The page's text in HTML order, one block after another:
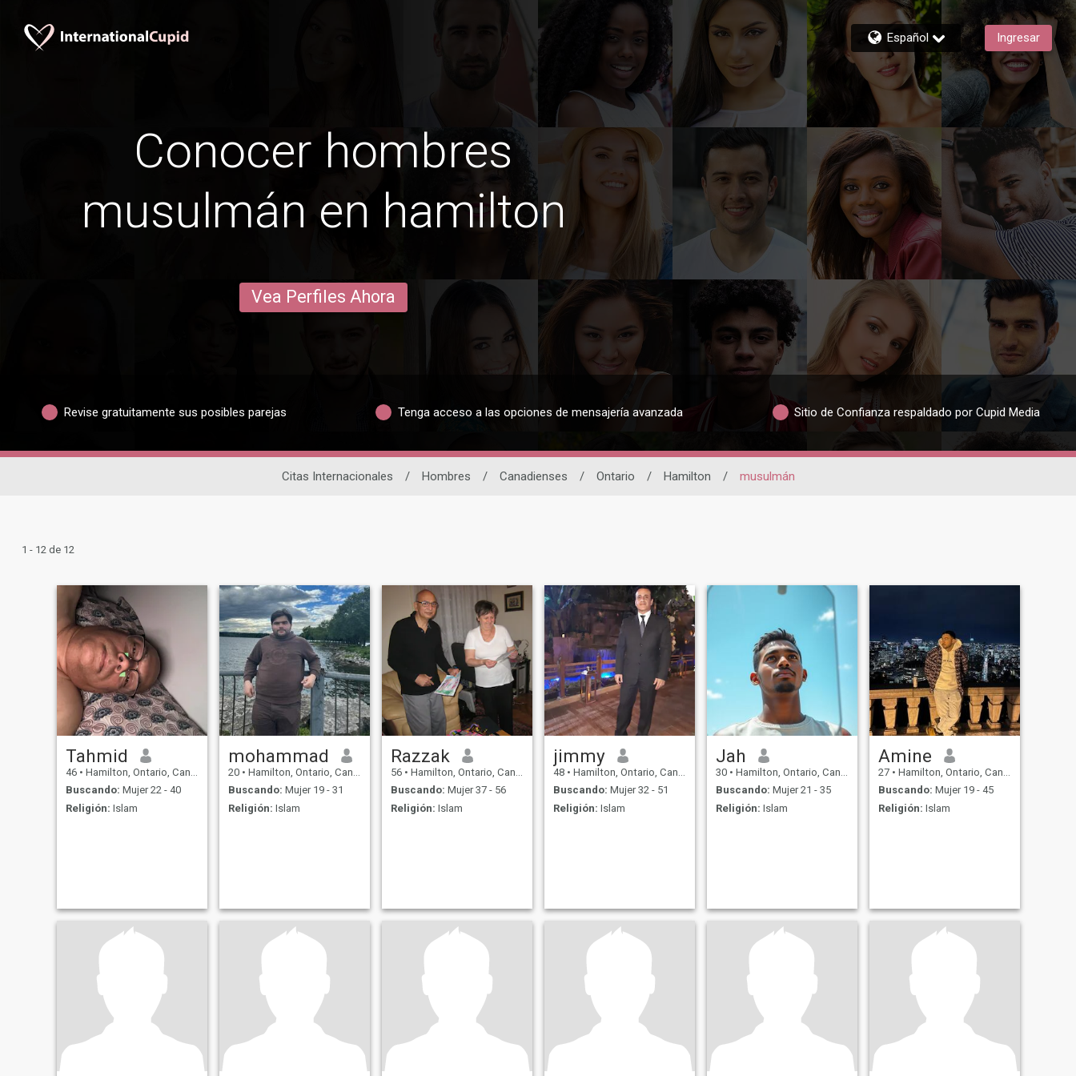
Español Ingresar
Conocer hombres
musulmán en hamilton
Vea Perfiles Ahora
Revise gratuitamente sus posibles parejas Tenga acceso a las opciones de mensajería avanzada Sitio de Confianza respaldado por Cupid Media
Citas Internacionales / Hombres / Canadienses / Ontario / Hamilton / musulmán
1 - 12 de 12
Tahmid
46 • Hamilton, Ontario, Canadá
Buscando: Mujer 22 - 40
Religión: Islam
mohammad
20 • Hamilton, Ontario, Canadá
Buscando: Mujer 19 - 31
Religión: Islam
Razzak
56 • Hamilton, Ontario, Canadá
Buscando: Mujer 37 - 56
Religión: Islam
jimmy
48 • Hamilton, Ontario, Canadá
Buscando: Mujer 32 - 51
Religión: Islam
Jah
30 • Hamilton, Ontario, Canadá
Buscando: Mujer 21 - 35
Religión: Islam
Amine
27 • Hamilton, Ontario, Canadá
Buscando: Mujer 19 - 45
Religión: Islam